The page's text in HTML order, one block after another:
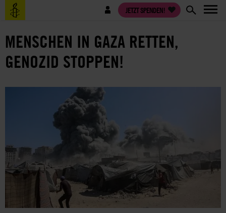
Direkt
zum
Benutzermenü JETZT SPENDEN!
MENSCHEN IN GAZA RETTEN,
GENOZID STOPPEN!